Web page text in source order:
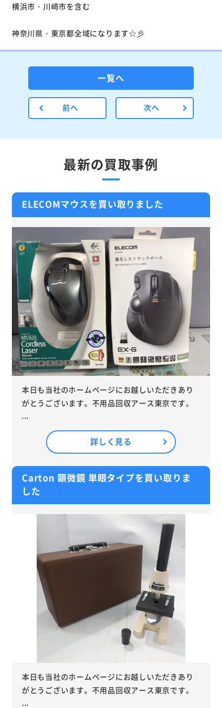
横浜市・川崎市を含む
神奈川県・東京都全域になります☆彡
前へ
一覧へ
次へ
最新の買取事例
ELECOMマウスを買い取りました
本日も当社のホームページにお越しいただきあり
がとうございます。不用品回収アース東京です。
...
詳しく見る
Carton 顕微鏡 単眼タイプを買い取りま
した
本日も当社のホームページにお越しいただきあり
がとうございます。不用品回収アース東京です。
...